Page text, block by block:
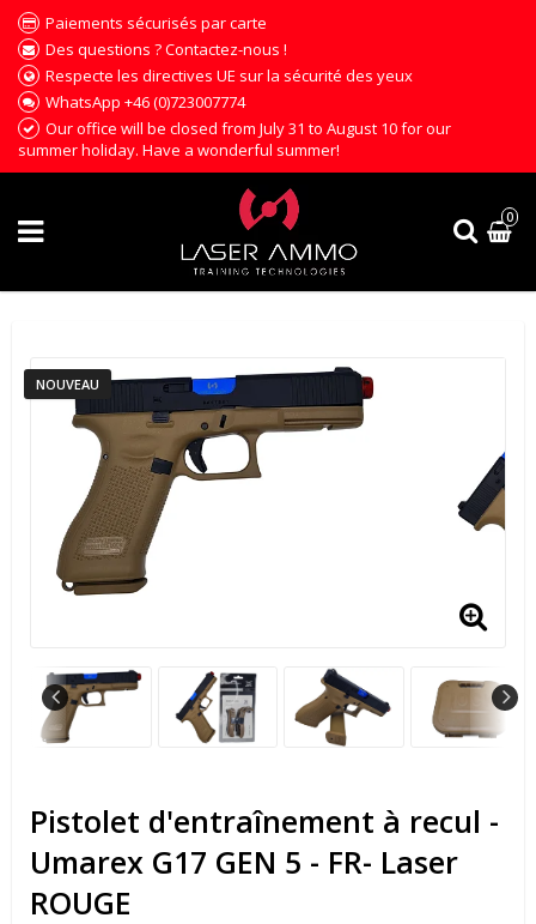
Paiements sécurisés par carte
Des questions ? Contactez-nous !
Respecte les directives UE sur la sécurité des yeux
WhatsApp +46 (0)723007774
Our office will be closed from July 31 to August 10 for our
summer holiday. Have a wonderful summer!
0
NOUVEAU
Pistolet d'entraînement à recul -
Umarex G17 GEN 5 - FR- Laser
ROUGE